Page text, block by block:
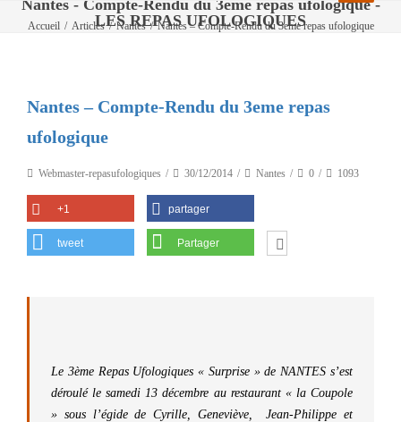
Nantes - Compte-Rendu du 3eme repas ufologique -
LES REPAS UFOLOGIQUES
Accueil / Articles / Nantes / Nantes – Compte-Rendu du 3eme repas ufologique
Nantes – Compte-Rendu du 3eme repas
ufologique
Webmaster-repasufologiques 30/12/2014 Nantes 0 1093
+1 partager
tweet Partager
Le 3ème Repas Ufologiques « Surprise » de NANTES s’est
déroulé le samedi 13 décembre au restaurant « la Coupole
» sous l’égide de Cyrille, Geneviève, Jean-Philippe et